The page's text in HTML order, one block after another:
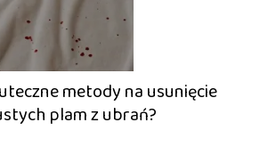
metody na usunięcie
plam z ubrań?